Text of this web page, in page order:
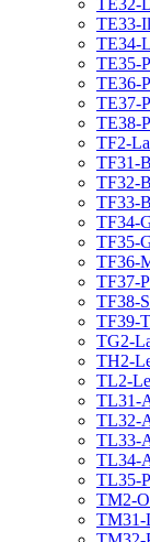
TE32-
TE33-
TE34-
TE35-
TE36-
TE37-
TE38-
TF2-
TF31-
TF32-
TF33-
TF34-
TF35-
TF36-
TF37-
TF38-
TF39-
TG2-
TH2-
TL2-
TL31-
TL32-
TL33-
TL34-
TL35-
TM2-
TM31-